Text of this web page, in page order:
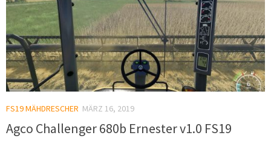
FS19 MÄHDRESCHER MÄRZ 16, 2019
Agco Challenger 680b Ernester v1.0 FS19